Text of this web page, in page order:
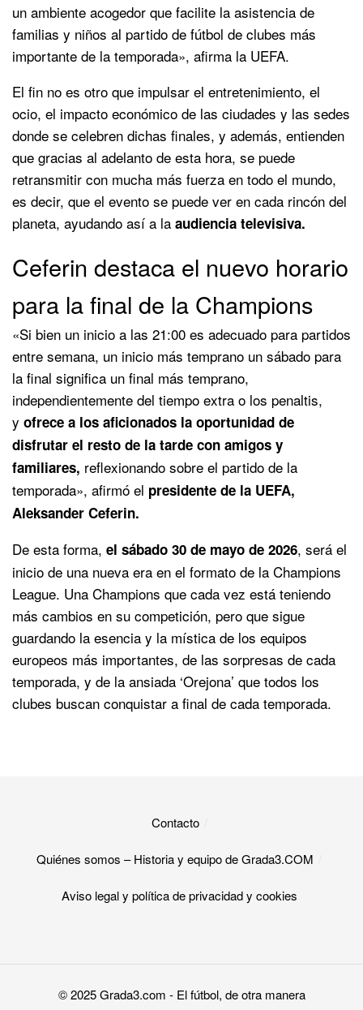
un ambiente acogedor que facilite la asistencia de
familias y niños al partido de fútbol de clubes más
importante de la temporada», afirma la UEFA.
El fin no es otro que impulsar el entretenimiento, el
ocio, el impacto económico de las ciudades y las sedes
donde se celebren dichas finales, y además, entienden
que gracias al adelanto de esta hora, se puede
retransmitir con mucha más fuerza en todo el mundo,
es decir, que el evento se puede ver en cada rincón del
planeta, ayudando así a la audiencia televisiva.
Ceferin destaca el nuevo horario
para la final de la Champions
«Si bien un inicio a las 21:00 es adecuado para partidos
entre semana, un inicio más temprano un sábado para
la final significa un final más temprano,
independientemente del tiempo extra o los penaltis,
y ofrece a los aficionados la oportunidad de
disfrutar el resto de la tarde con amigos y
familiares, reflexionando sobre el partido de la
temporada», afirmó el presidente de la UEFA,
Aleksander Ceferin.
De esta forma, el sábado 30 de mayo de 2026, será el
inicio de una nueva era en el formato de la Champions
League. Una Champions que cada vez está teniendo
más cambios en su competición, pero que sigue
guardando la esencia y la mística de los equipos
europeos más importantes, de las sorpresas de cada
temporada, y de la ansiada ‘Orejona’ que todos los
clubes buscan conquistar a final de cada temporada.
Contacto
Quiénes somos – Historia y equipo de Grada3.COM
Aviso legal y política de privacidad y cookies​
© 2025Grada3.com - El fútbol, de otra manera